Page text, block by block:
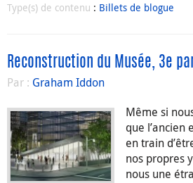
Type(s) de contenu : Billets de blogue
Reconstruction du Musée, 3e
Par : Graham Iddon
Même si
que l’ancien
en train
nos propres
nous une